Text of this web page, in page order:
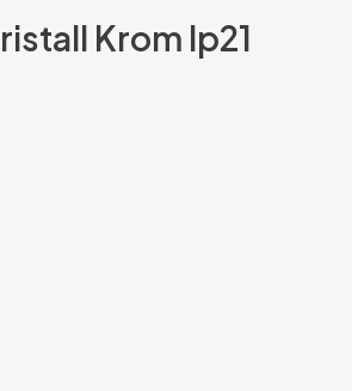
Krom Ip21